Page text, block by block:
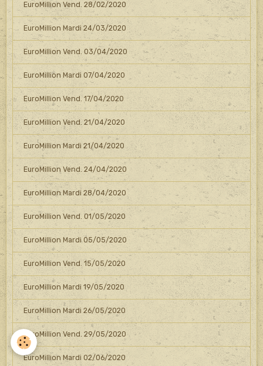
EuroMillion Vend. 28/02/2020
EuroMillion Mardi 24/03/2020
EuroMillion Vend. 03/04/2020
EuroMillion Mardi 07/04/2020
EuroMillion Vend. 17/04/2020
EuroMillion Vend. 21/04/2020
EuroMillion Mardi 21/04/2020
EuroMillion Vend. 24/04/2020
EuroMillion Mardi 28/04/2020
EuroMillion Vend. 01/05/2020
EuroMillion Mardi 05/05/2020
EuroMillion Vend. 15/05/2020
EuroMillion Mardi 19/05/2020
EuroMillion Mardi 26/05/2020
EuroMillion Vend. 29/05/2020
EuroMillion Mardi 02/06/2020